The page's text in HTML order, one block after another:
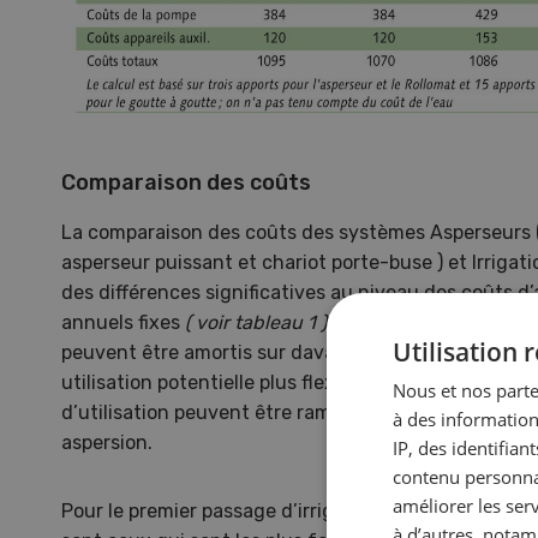
Comparaison des coûts
La comparaison des coûts des systèmes Asperseurs
asperseur puissant et chariot porte-buse ) et
des différences significatives au niveau des coûts
annuels fixes ( voir tableau 1 ). Les coûts annuels
peuvent être amortis sur davantage d’heures
utilisation potentielle plus flexible. Grâce à cela, les
d’utilisation peuvent être ramenés à un niveau
aspersion.
Pour le premier passage d’irrigation, les coûts de
nouvelles mains
Des chef·fes d’exploitation
témoignent de la manière dont ils
développent leur activité après
en
que
Utilisation
Nous et nos
à des
IP, des
contenu
améliorer les